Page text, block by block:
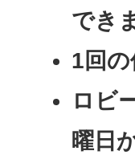
でき
1回
ロビ
曜日